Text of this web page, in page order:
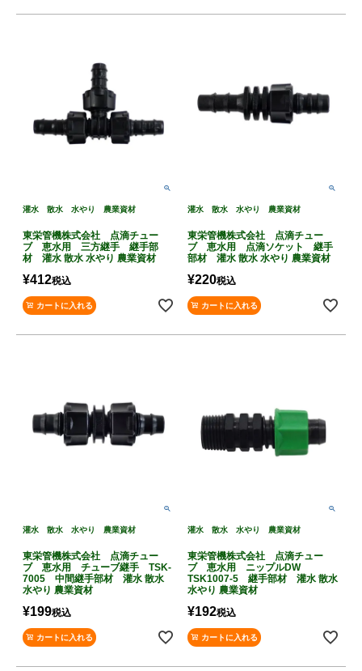
灌水 散水 水やり 農業資材
東栄管機株式会社 点滴チュー
ブ 恵水用 三方継手 継手部
材 灌水 散水 水やり 農業資材
¥412税込
カートに入れる
灌水 散水 水やり 農業資材
東栄管機株式会社 点滴チュー
ブ 恵水用 点滴ソケット 継手
部材 灌水 散水 水やり 農業資材
¥220税込
カートに入れる
灌水 散水 水やり 農業資材
東栄管機株式会社 点滴チュー
ブ 恵水用 チューブ継手 TSK-
7005 中間継手部材 灌水 散水
水やり 農業資材
¥199税込
カートに入れる
灌水 散水 水やり 農業資材
東栄管機株式会社 点滴チュー
ブ 恵水用 ニップルDW
TSK1007-5 継手部材 灌水 散水
水やり 農業資材
¥192税込
カートに入れる